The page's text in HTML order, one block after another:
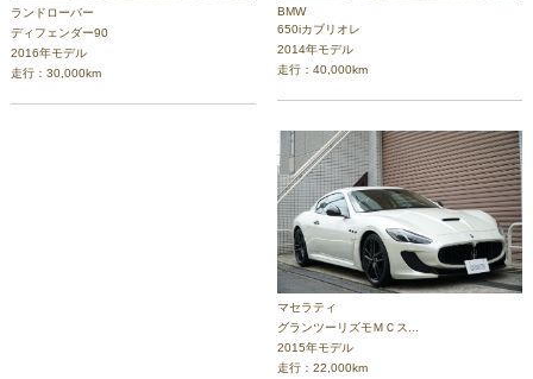
ランドローバー
ディフェンダー90
2016年モデル
走行：30,000km
BMW
650iカブリオレ
2014年モデル
走行：40,000km
マセラティ
グランツーリズモＭＣス...
2015年モデル
走行：22,000km